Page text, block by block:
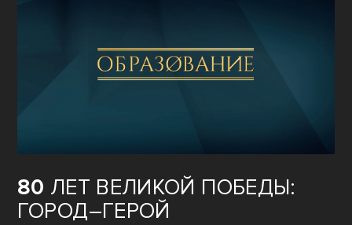
80 ЛЕТ ВЕЛИКОЙ ПОБЕДЫ:
ГОРОД–ГЕРОЙ